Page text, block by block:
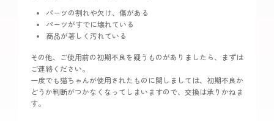
パーツの割れや欠け、傷がある
パーツがすでに壊れている
商品が著しく汚れている
その他、ご使用前の初期不良を疑うものがありましたら、まずは
ご連絡ください。
一度でも猫ちゃんが使用されたものに関しましては、初期不良か
どうか判断がつかなくなってしまいますので、交換は承りかねま
す。